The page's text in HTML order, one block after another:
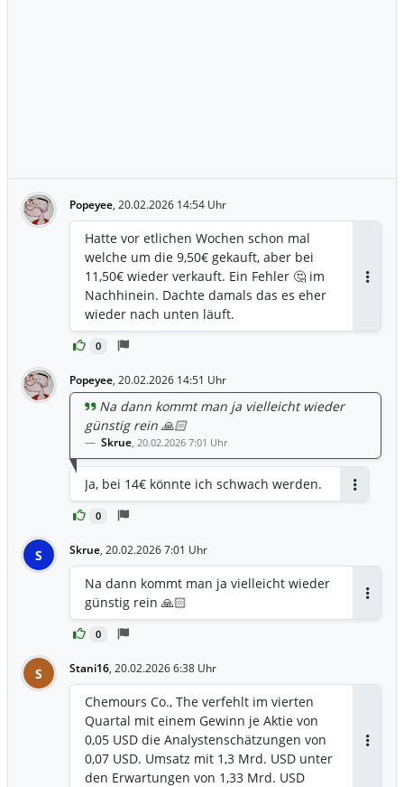
Popeyee, 20.02.2026 14:54 Uhr
0
Hatte vor etlichen Wochen schon mal
welche um die 9,50€ gekauft, aber bei
11,50€ wieder verkauft. Ein Fehler 🤔 im
Nachhinein. Dachte damals das es eher
wieder nach unten läuft.
Popeyee, 20.02.2026 14:51 Uhr
0
Na dann kommt man ja vielleicht wieder
günstig rein 🙏🏻
Skrue, 20.02.2026 7:01 Uhr
Ja, bei 14€ könnte ich schwach werden.
S Skrue, 20.02.2026 7:01 Uhr
0
Na dann kommt man ja vielleicht wieder
günstig rein 🙏🏻
S Stani16, 20.02.2026 6:38 Uhr
Chemours Co., The verfehlt im vierten
Quartal mit einem Gewinn je Aktie von
0,05 USD die Analystenschätzungen von
0,07 USD. Umsatz mit 1,3 Mrd. USD unter
den Erwartungen von 1,33 Mrd. USD